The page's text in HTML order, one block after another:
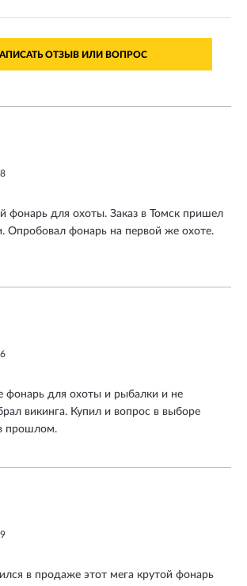
ОТЗЫВ ИЛИ ВОПРОС
фонарь для охоты. Заказ в Томск пришел
Опробовал фонарь на первой же охоте.
фонарь для охоты и рыбалки и не
викинга. Купил и вопрос в выборе
прошлом.
в продаже этот мега крутой фонарь